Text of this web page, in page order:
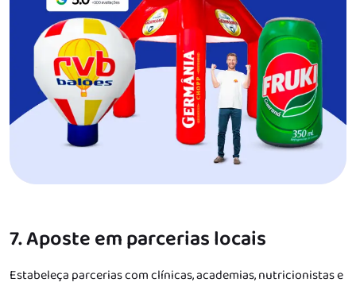
7. Aposte em parcerias locais
Estabeleça parcerias com clínicas, academias, nutricionistas e